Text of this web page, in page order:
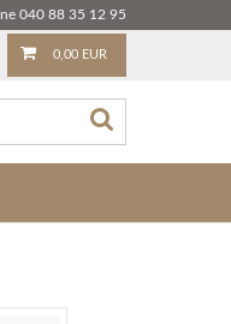
040 88 35 12 95
0,00 EUR